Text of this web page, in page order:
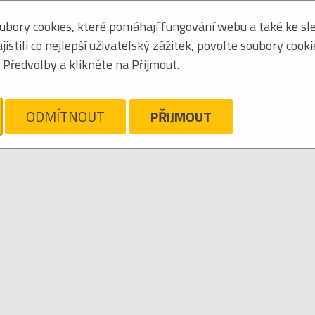
Seřadit podle: jména
výpis
cookies, které pomáhají fungování webu a také ke
co nejlepší uživatelský zážitek, povolte soubory
a klikněte na Přijmout.
ODMÍTNOUT PŘIJMOUT